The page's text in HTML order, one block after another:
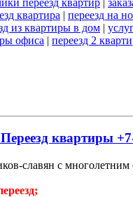
переезд квартир |
квартира | переезд на
из квартиры в дом |
офиса | переезд 2
квартиры
славян с